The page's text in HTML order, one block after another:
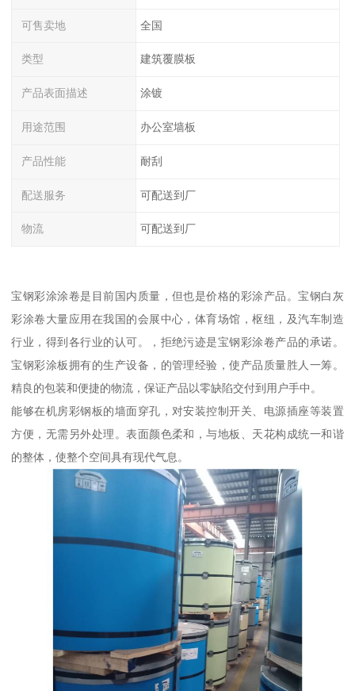
可售卖地 全国
类型 建筑覆膜板
产品表面描述 涂镀
用途范围 办公室墙板
产品性能 耐刮
配送服务 可配送到厂
物流 可配送到厂
宝钢彩涂涂卷是目前国内质量，但也是价格的彩涂产品。宝钢白灰
彩涂卷大量应用在我国的会展中心，体育场馆，枢纽，及汽车制造
行业，得到各行业的认可。，拒绝污迹是宝钢彩涂卷产品的承诺。
宝钢彩涂板拥有的生产设备，的管理经验，使产品质量胜人一筹。
精良的包装和便捷的物流，保证产品以零缺陷交付到用户手中。
能够在机房彩钢板的墙面穿孔，对安装控制开关、电源插座等装置
方便，无需另外处理。表面颜色柔和，与地板、天花构成统一和谐
的整体，使整个空间具有现代气息。